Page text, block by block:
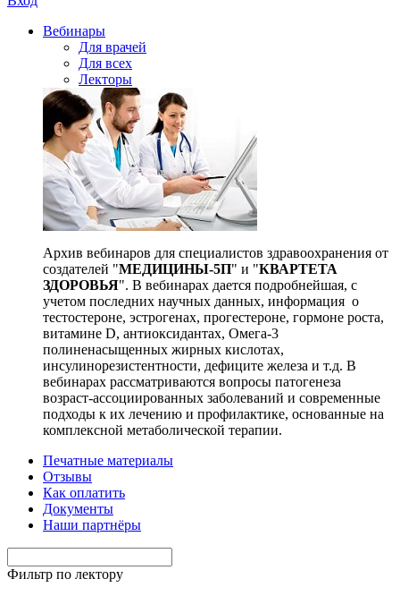
Вебинары
Для врачей
Для всех
Лекторы
Архив вебинаров для специалистов здравоохранения от
создателей "МЕДИЦИНЫ-5П" и "КВАРТЕТА
ЗДОРОВЬЯ". В вебинарах дается подробнейшая, с
учетом последних научных данных, информация о
тестостероне, эстрогенах, прогестероне, гормоне роста,
витамине D, антиоксидантах, Омега-3
полиненасыщенных жирных кислотах,
инсулинорезистентности, дефиците железа и т.д. В
вебинарах рассматриваются вопросы патогенеза
возраст-ассоциированных заболеваний и современные
подходы к их лечению и профилактике, основанные на
комплексной метаболической терапии.
Печатные материалы
Отзывы
Как оплатить
Документы
Наши партнёры
Фильтр по лектору